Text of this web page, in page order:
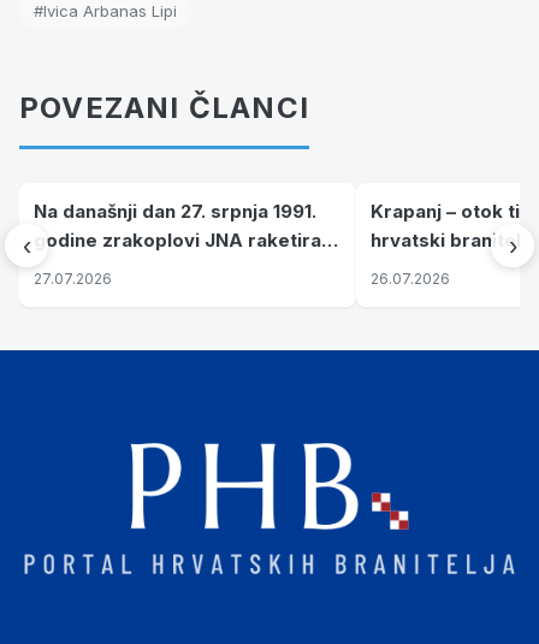
#Ivica Arbanas Lipi
POVEZANI ČLANCI
‹
Na današnji dan 27. srpnja 1991.
godine zrakoplovi JNA raketirali
su vojarnu i obučni centar "Nikola
27.07.2026
Krapanj – otok
hrvatski branitelji
pronalaze mir
26.07.2026
›